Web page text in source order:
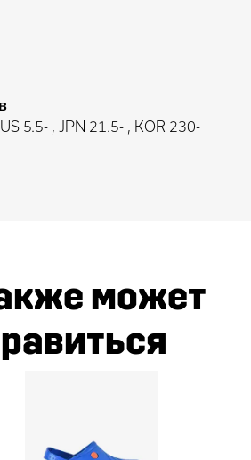
5.5- , JPN 21.5- , KOR 230-
может